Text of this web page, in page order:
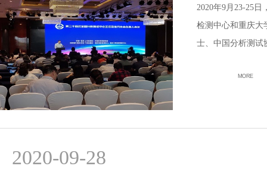
2020年9月23-25
检测中心和重庆大
士、中国分析测试
MORE
2020-09-28